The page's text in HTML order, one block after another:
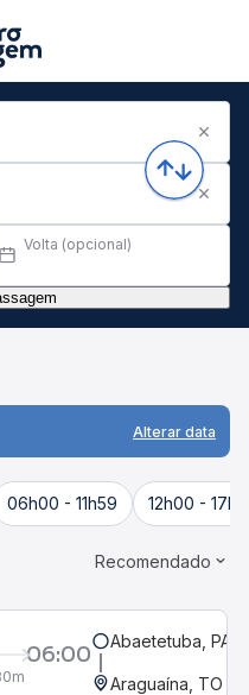
Volta (opcional)
Alterar data
06h00 - 11h59 12h00 -
Recomendado
06:00 Abaetetuba, PA
Araguaína, TO